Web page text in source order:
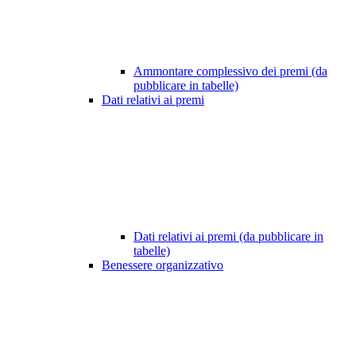
Ammontare complessivo dei premi (da
pubblicare in tabelle)
Dati relativi ai premi
Dati relativi ai premi (da pubblicare in
tabelle)
Benessere organizzativo